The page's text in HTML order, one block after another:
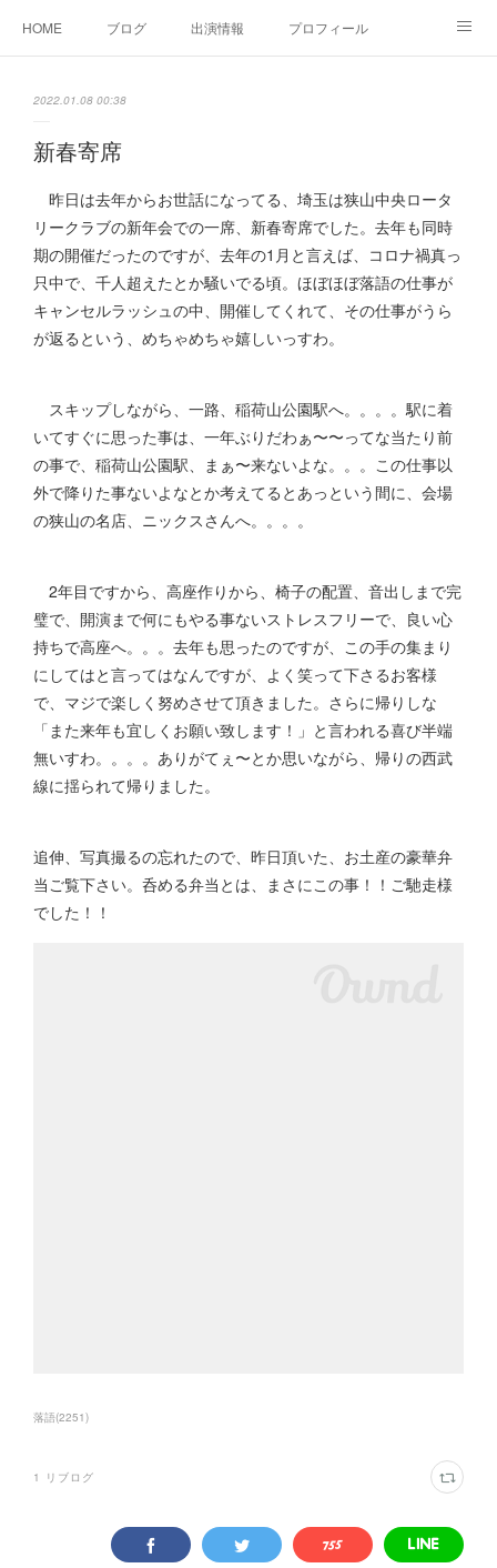
HOME ブログ 出演情報 プロフィール
2022.01.08 00:38
新春寄席
昨日は去年からお世話になってる、埼玉は狭山中央ロータ
リークラブの新年会での一席、新春寄席でした。去年も同時
期の開催だったのですが、去年の1月と言えば、コロナ禍真っ
只中で、千人超えたとか騒いでる頃。ほぼほぼ落語の仕事が
キャンセルラッシュの中、開催してくれて、その仕事がうら
が返るという、めちゃめちゃ嬉しいっすわ。
スキップしながら、一路、稲荷山公園駅へ。。。。駅に着
いてすぐに思った事は、一年ぶりだわぁ〜〜ってな当たり前
の事で、稲荷山公園駅、まぁ〜来ないよな。。。この仕事以
外で降りた事ないよなとか考えてるとあっという間に、会場
の狭山の名店、ニックスさんへ。。。。
2年目ですから、高座作りから、椅子の配置、音出しまで完
璧で、開演まで何にもやる事ないストレスフリーで、良い心
持ちで高座へ。。。去年も思ったのですが、この手の集まり
にしてはと言ってはなんですが、よく笑って下さるお客様
で、マジで楽しく努めさせて頂きました。さらに帰りしな
「また来年も宜しくお願い致します！」と言われる喜び半端
無いすわ。。。。ありがてぇ〜とか思いながら、帰りの西武
線に揺られて帰りました。
追伸、写真撮るの忘れたので、昨日頂いた、お土産の豪華弁
当ご覧下さい。呑める弁当とは、まさにこの事！！ご馳走様
でした！！
落語(2251)
1 リブログ